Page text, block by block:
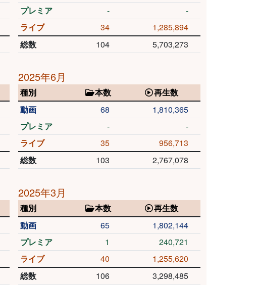
プレミア
-
-
ライブ
34
1,285,894
総数
104 5,703,273
2025年6月
種別 本数
再生数
動画
68
1,810,365
プレミア
-
-
ライブ
35
956,713
総数
103 2,767,078
2025年3月
種別 本数
再生数
動画
65
1,802,144
プレミア
1
240,721
ライブ
40
1,255,620
総数
106 3,298,485